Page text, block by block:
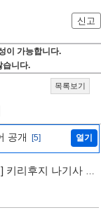
신고
이 가능합니다.
습니다.
목록보기
공개 [5] 열기
키리후지 나기사 신